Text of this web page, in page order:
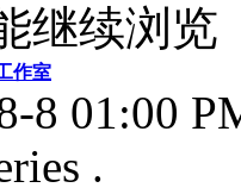
继续浏览
作室
8 01:00
.